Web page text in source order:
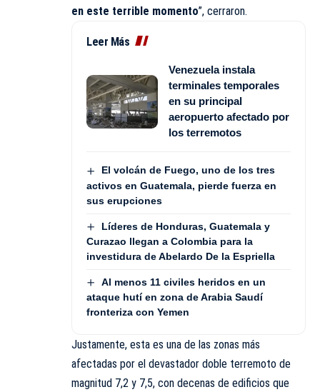
en este terrible momento”, cerraron.
Leer Más
Venezuela instala
terminales temporales
en su principal
aeropuerto afectado por
los terremotos
El volcán de Fuego, uno de los tres
activos en Guatemala, pierde fuerza en
sus erupciones
Líderes de Honduras, Guatemala y
Curazao llegan a Colombia para la
investidura de Abelardo De la Espriella
Al menos 11 civiles heridos en un
ataque hutí en zona de Arabia Saudí
fronteriza con Yemen
Justamente, esta es una de las zonas más
afectadas por el devastador doble terremoto de
magnitud 7,2 y 7,5, con decenas de edificios que